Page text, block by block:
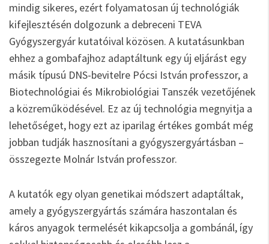
mindig sikeres, ezért folyamatosan új technológiák
kifejlesztésén dolgozunk a debreceni TEVA
Gyógyszergyár kutatóival közösen. A kutatásunkban
ehhez a gombafajhoz adaptáltunk egy új eljárást egy
másik típusú DNS-bevitelre Pócsi István professzor, a
Biotechnológiai és Mikrobiológiai Tanszék vezetőjének
a közreműködésével. Ez az új technológia megnyitja a
lehetőséget, hogy ezt az iparilag értékes gombát még
jobban tudják hasznosítani a gyógyszergyártásban –
összegezte Molnár István professzor.
A kutatók egy olyan genetikai módszert adaptáltak,
amely a gyógyszergyártás számára haszontalan és
káros anyagok termelését kikapcsolja a gombánál, így